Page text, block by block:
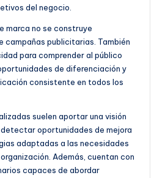
del negocio.
marca no se construye
campañas publicitarias. También
para comprender al público
de diferenciación y
consistente en todos los
suelen aportar una visión
oportunidades de mejora
adaptadas a las necesidades
Además, cuentan con
capaces de abordar